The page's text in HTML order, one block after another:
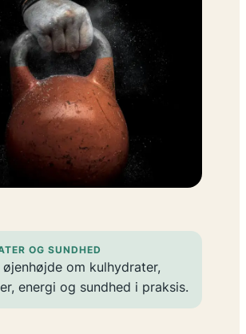
OG SUNDHED
øjenhøjde om kulhydrater,
energi og sundhed i praksis.